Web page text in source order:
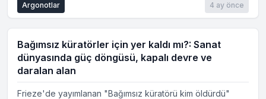
4 ay önce
Argonotlar
Bağımsız küratörler için yer kaldı mı?: Sanat
dünyasında güç döngüsü, kapalı devre ve
daralan alan
Frieze'de yayımlanan "Bağımsız küratörü kim öldürdü"